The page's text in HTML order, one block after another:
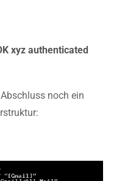
xyz authenticated
noch ein